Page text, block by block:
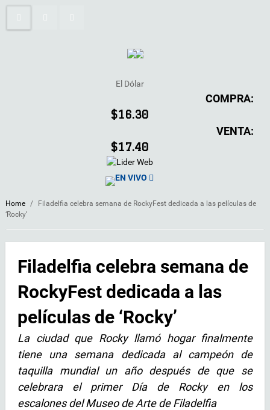
El Dólar
COMPRA:
$16.30
VENTA:
$17.40
EN VIVO
Home /
Filadelfia celebra semana de RockyFest dedicada a las películas de
‘Rocky’
Filadelfia celebra semana de
RockyFest dedicada a las
películas de ‘Rocky’
La ciudad que Rocky llamó hogar finalmente
tiene una semana dedicada al campeón de
taquilla mundial un año después de que se
celebrara el primer Día de Rocky en los
escalones del Museo de Arte de Filadelfia